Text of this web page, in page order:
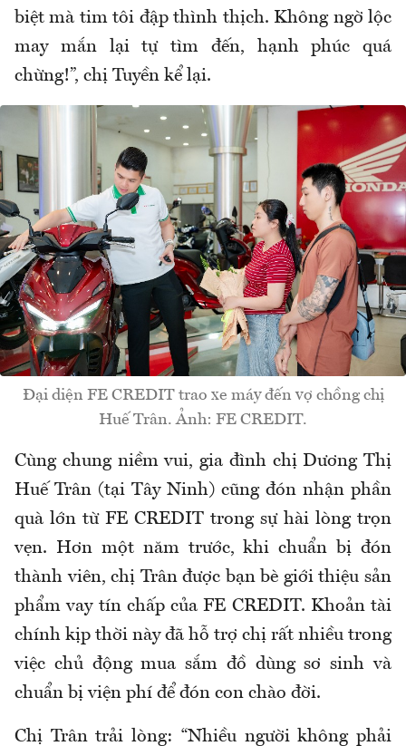
biệt mà tim tôi đập thình thịch. Không ngờ lộc
may mắn lại tự tìm đến, hạnh phúc quá
chừng!”, chị Tuyền kể lại.
Đại diện FE CREDIT trao xe máy đến vợ chồng chị
Huế Trân. Ảnh: FE CREDIT.
Cùng chung niềm vui, gia đình chị Dương Thị
Huế Trân (tại Tây Ninh) cũng đón nhận phần
quà lớn từ FE CREDIT trong sự hài lòng trọn
vẹn. Hơn một năm trước, khi chuẩn bị đón
thành viên, chị Trân được bạn bè giới thiệu sản
phẩm vay tín chấp của FE CREDIT. Khoản tài
chính kịp thời này đã hỗ trợ chị rất nhiều trong
việc chủ động mua sắm đồ dùng sơ sinh và
chuẩn bị viện phí để đón con chào đời.
Chị Trân trải lòng: “Nhiều người không phải